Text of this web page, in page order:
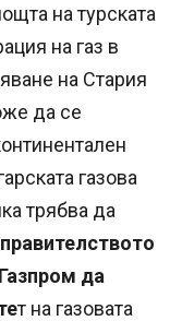
на турската
на газ в
на Стария
да се
газова
трябва да
да
т на газовата